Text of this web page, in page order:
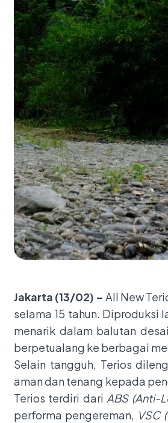
Jakarta (13/02) – All New
selama 15 tahun. Diproduksi
menarik dalam balutan
berpetualang ke berbagai
Selain tangguh, Terios
aman dan tenang kepada
Terios terdiri dari ABS (Anti-
performa pengereman, VSC